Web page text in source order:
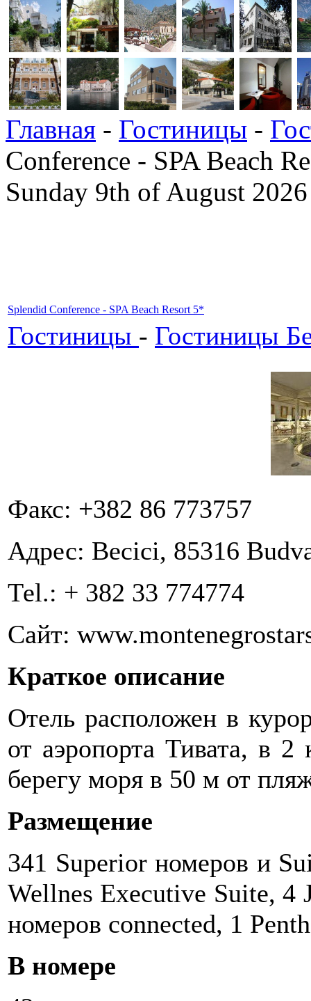
Главная - Гостиницы -
Conference - SPA Beach
Sunday 9th of August 2026
Splendid Conference - SPA Beach Resort 5*
Гостиницы - Гостиницы
Факс: +382 86 773757
Адрес: Becici, 85316
Теl.: + 382 33 774774
Сайт:
Краткое описание
Отель расположен в
от аэропорта Тивата, в
берегу моря в 50 м от
Размещение
341 Superior номеров и
Wellnes Executive Suite, 4
номеров connected, 1
В номере